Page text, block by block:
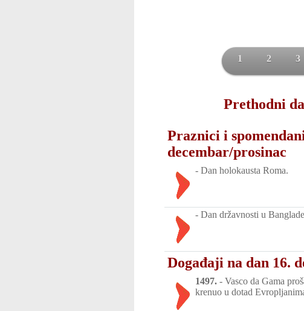
1 2 3
Prethodni
Praznici i
decembar/prosinac
- Dan holokausta Roma.
- Dan državnosti u
Događaji na dan 16.
1497. - Vasco da Gama
krenuo u dotad